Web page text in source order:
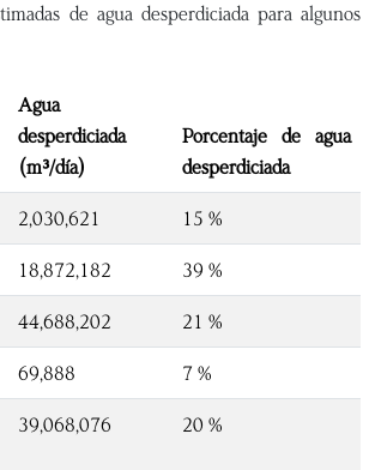
de agua desperdiciada para algunos
Agua
desperdiciada
(m³/día)
Porcentaje de agua
desperdiciada
2,030,621 15 %
18,872,182 39 %
44,688,202 21 %
69,888 7 %
39,068,076 20 %